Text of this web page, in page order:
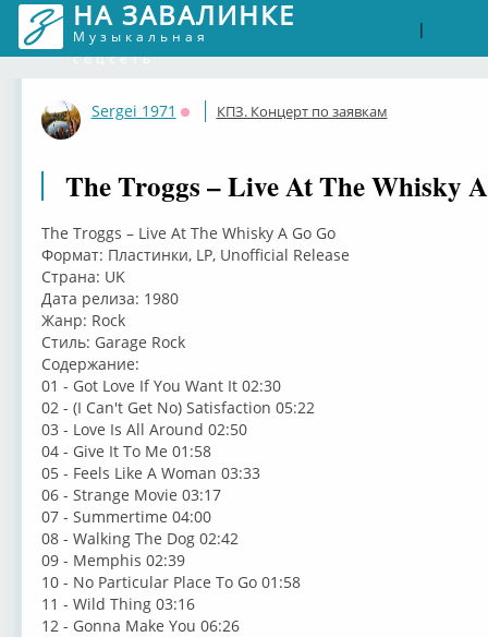
НА ЗАВАЛИНКЕ
Музыкальная
соцсеть
|
Sergei 1971
Оффлайн
КПЗ. Концерт по заявкам
The Troggs – Live At The Whisky
The Troggs – Live At The Whisky A Go Go
Формат: Пластинки, LP, Unofficial Release
Страна: UK
Дата релиза: 1980
Жанр: Rock
Стиль: Garage Rock
Содержание:
01 - Got Love If You Want It 02:30
02 - (I Can't Get No) Satisfaction 05:22
03 - Love Is All Around 02:50
04 - Give It To Me 01:58
05 - Feels Like A Woman 03:33
06 - Strange Movie 03:17
07 - Summertime 04:00
08 - Walking The Dog 02:42
09 - Memphis 02:39
10 - No Particular Place To Go 01:58
11 - Wild Thing 03:16
12 - Gonna Make You 06:26